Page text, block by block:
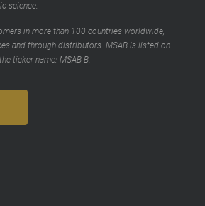
science.
in more than 100 countries worldwide,
and through distributors. MSAB is listed on
ticker name: MSAB B.